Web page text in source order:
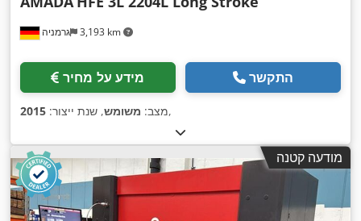
גרמניה 3,193 km
מידע על מחיר התקשר
מצב: משומש, שנת ייצור: 2015 ,
מודעה קטנה